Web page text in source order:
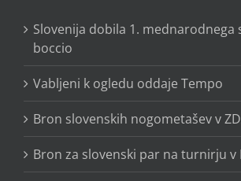
Slovenija dobila 1. mednarodnega
boccio
Vabljeni k ogledu oddaje Tempo
Bron slovenskih nogometašev v
Bron za slovenski par na turnirju v